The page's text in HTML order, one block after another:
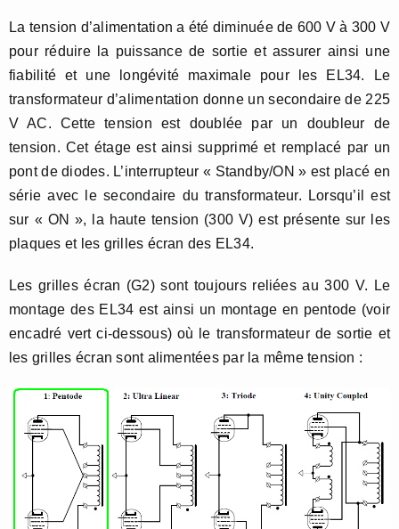
La tension d’alimentation a été diminuée de 600 V à 300 V
pour réduire la puissance de sortie et assurer ainsi une
fiabilité et une longévité maximale pour les EL34. Le
transformateur d’alimentation donne un secondaire de 225
V AC. Cette tension est doublée par un doubleur de
tension. Cet étage est ainsi supprimé et remplacé par un
pont de diodes. L’interrupteur « Standby/ON » est placé en
série avec le secondaire du transformateur. Lorsqu’il est
sur « ON », la haute tension (300 V) est présente sur les
plaques et les grilles écran des EL34.
Les grilles écran (G2) sont toujours reliées au 300 V. Le
montage des EL34 est ainsi un montage en pentode (voir
encadré vert ci-dessous) où le transformateur de sortie et
les grilles écran sont alimentées par la même tension :